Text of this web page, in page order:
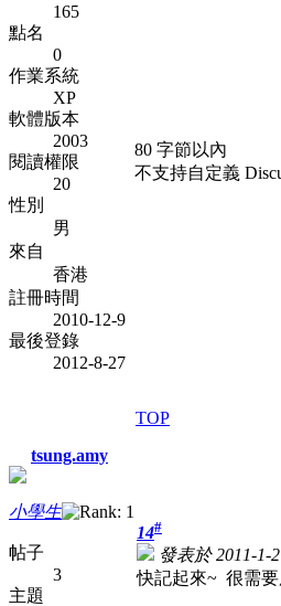
165
點名
0
作業系統
XP
軟體版本
2003
閱讀權限
20
性別
男
來自
香港
註冊時間
2010-12-9
最後登錄
2012-8-27
80 字節以內
不支持自定義
TOP
tsung.amy
小學生
帖子
3
主題
14#
發表於 2011-1-
快記起來~ 很需